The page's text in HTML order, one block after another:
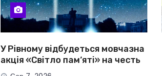
У Рівному відбудеться мовчазна
акція «Світло пам’яті» на честь
полеглих Захисників